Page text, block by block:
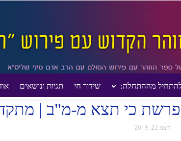
מההתחלה: שידור חי תגיות ונושאיםבזוהר הסולם – פרשת כי תצא מ-מ"ב | מתקדמים |...
כי תצא מ-מ"ב |
דצמ 22, 2019